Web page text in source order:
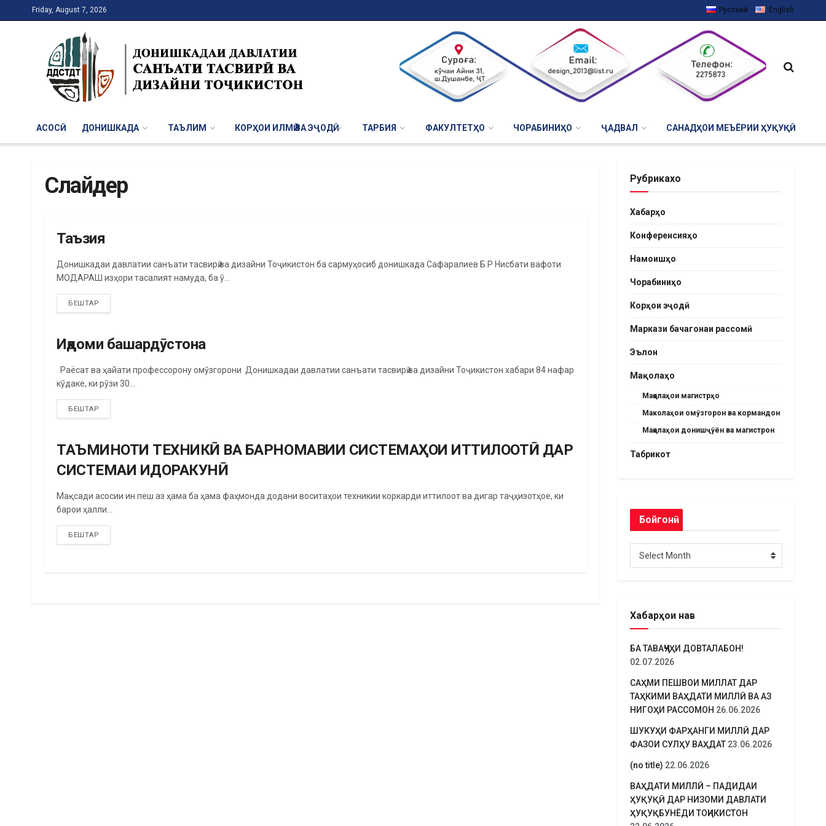
Friday, August 7, 2026 Русский English
АСОСӢ ДОНИШКАДА ТАЪЛИМ КОРҲОИ ИЛМӢ ВА ЭҶОДӢ ТАРБИЯ ФАКУЛТЕТҲО ЧОРАБИНИҲО ҶАДВАЛ САНАДҲОИ МЕЪЁРИИ ҲУҚУҚӢ
Слайдер
СЛАЙДЕР
Таъзия
Донишкадаи давлатии санъати тасвирӣ ва дизайни Тоҷикистон ба сармуҳосиб донишкада Сафаралиев Б.Р Нисбати вафоти
МОДАРАШ изҳори тасалият намуда, ба ӯ...
БЕШТАР
СЛАЙДЕР
Иқдоми башардӯстона
Раёсат ва ҳайати профессорону омӯзгорони Донишкадаи давлатии санъати тасвирӣ ва дизайни Тоҷикистон хабари 84 нафар
кӯдаке, ки рӯзи 30...
БЕШТАР
СЛАЙДЕР
ТАЪМИНОТИ ТЕХНИКӢ ВА БАРНОМАВИИ СИСТЕМАҲОИ ИТТИЛООТӢ ДАР
СИСТЕМАИ ИДОРАКУНӢ
Мақсади асосии ин пеш аз ҳама ба ҳама фаҳмонда додани воситаҳои техникии коркарди иттилоот ва дигар таҷҳизотҳое, ки
барои ҳалли...
БЕШТАР
Рубрикахо
Хабарҳо
Конференсияҳо
Намоишҳо
Чорабиниҳо
Корҳои эҷодӣ
Маркази бачагонаи рассомӣ
Эълон
Мақолаҳо
Мақолаҳои магистрҳо
Маколаҳои омӯзгорон ва кормандон
Мақолаҳои донишҷӯён ва магистрон
Табрикот
Бойгонӣ
Select Month
Хабарҳои нав
БА ТАВАҶҶУҲИ ДОВТАЛАБОН!
02.07.2026
САҲМИ ПЕШВОИ МИЛЛАТ ДАР
ТАҲКИМИ ВАҲДАТИ МИЛЛӢ ВА АЗ
НИГОҲИ РАССОМОН 26.06.2026
ШУКУҲИ ФАРҲАНГИ МИЛЛӢ ДАР
ФАЗОИ СУЛҲУ ВАҲДАТ 23.06.2026
(no title) 22.06.2026
ВАҲДАТИ МИЛЛӢ – ПАДИДАИ
ҲУҚУҚӢ ДАР НИЗОМИ ДАВЛАТИ
ҲУҚУҚБУНЁДИ ТОҶИКИСТОН